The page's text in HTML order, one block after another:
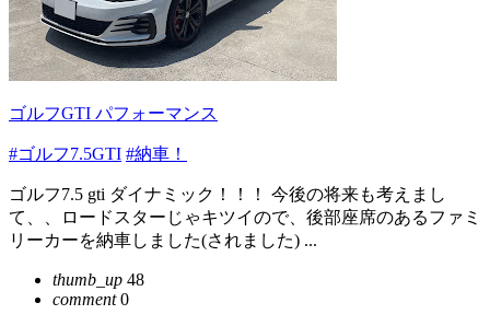
ゴルフGTI パフォーマンス
#ゴルフ7.5GTI #納車！
ゴルフ7.5 gti ダイナミック！！！ 今後の将来も考えまし
て、、ロードスターじゃキツイので、後部座席のあるファミ
リーカーを納車しました(されました) ...
thumb_up 48
comment0